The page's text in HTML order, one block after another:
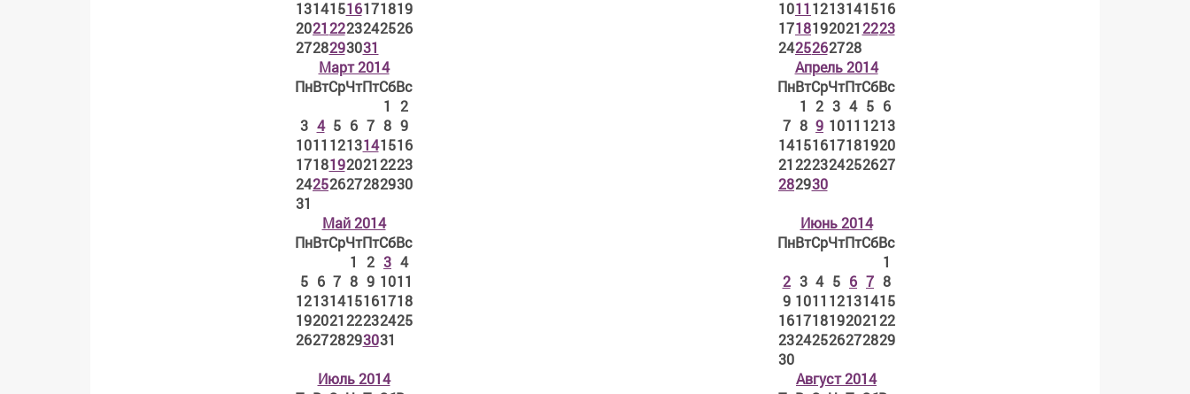
13141516171819
20212223242526
2728293031
1011 1213141516
17181920212223
2425262728
Март 2014
ПнВтСрЧтПтСбВс
1
2
3 4 5 6 7 8 9
1011 1213141516
17181920212223
24252627282930
31
Апрель 2014
ПнВтСрЧтПтСбВс
1 2 3 4 5 6
7 8 9 1011 1213
14151617181920
21222324252627
282930
Май 2014
ПнВтСрЧтПтСбВс
1
2 3 4
5 6 7 8 9 1011
12131415161718
19202122232425
262728293031
Июнь 2014
ПнВтСрЧтПтСбВс
1
2 3 4 5 6 7 8
9 1011 12131415
16171819202122
23242526272829
30
Июль 2014
Август 2014